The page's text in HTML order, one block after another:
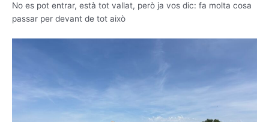
No es pot entrar, està tot vallat, però ja vos dic: fa molta cosa
passar per devant de tot això